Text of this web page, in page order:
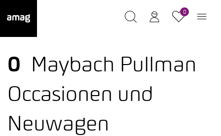
0
0
Maybach Pullman
Occasionen und
Neuwagen